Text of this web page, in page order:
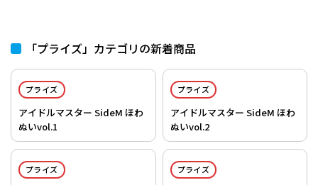
「プライズ」カテゴリの新着商品
プライズ
アイドルマスター SideM ほわ
ぬいvol.1
プライズ
アイドルマスター SideM ほわ
ぬいvol.2
プライズ プライズ